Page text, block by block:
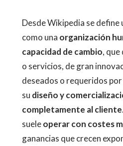
Desde Wikipedia se define
como una organización
capacidad de cambio,
o servicios, de gran
deseados o requeridos
su diseño y
completamente al cliente
sueleoperar con costes
ganancias que crecen